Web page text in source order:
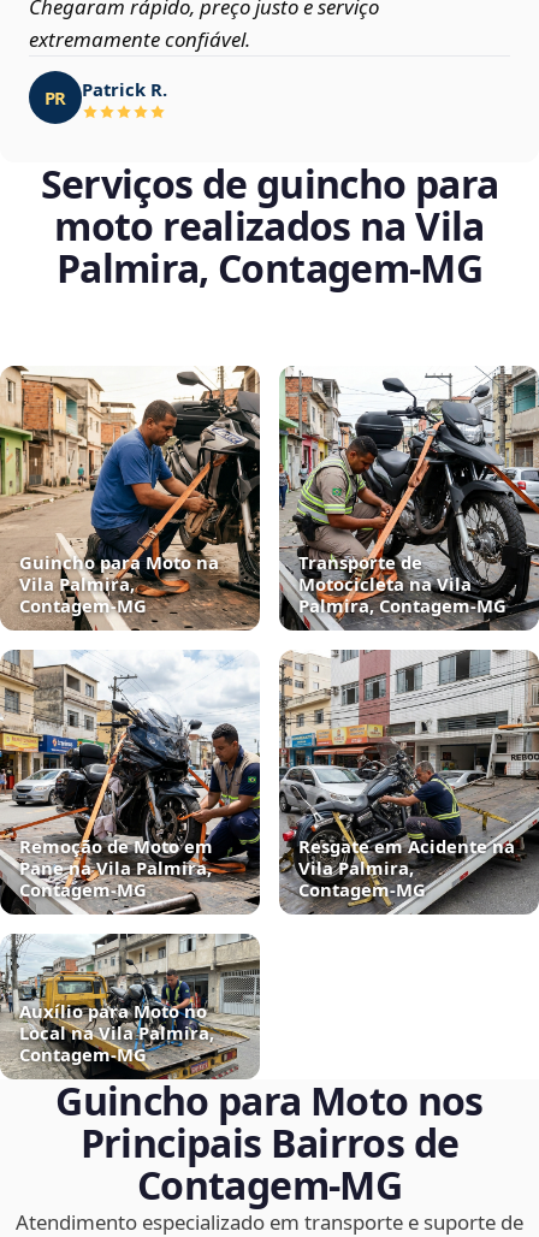
Chegaram rápido, preço justo e serviço
extremamente confiável.
PR Patrick R.
Serviços de guincho para
moto realizados na Vila
Palmira, Contagem‑MG
Guincho para Moto na
Vila Palmira,
Contagem‑MG
Transporte de
Motocicleta na Vila
Palmira, Contagem‑MG
Remoção de Moto em
Pane na Vila Palmira,
Contagem‑MG
Resgate em Acidente na
Vila Palmira,
Contagem‑MG
Auxílio para Moto no
Local na Vila Palmira,
Contagem‑MG
Guincho para Moto nos
Principais Bairros de
Contagem‑MG
Atendimento especializado em transporte e suporte de